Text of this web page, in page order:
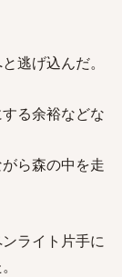
逃げ込んだ。
る余裕などな
ら森の中を走
ライト片手に